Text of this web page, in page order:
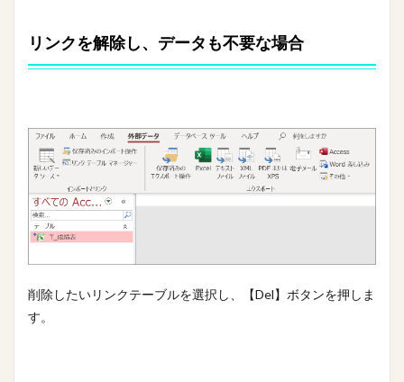
リンクを解除し、データも不要な場合
削除したいリンクテーブルを選択し、【Del】ボタンを押しま
す。